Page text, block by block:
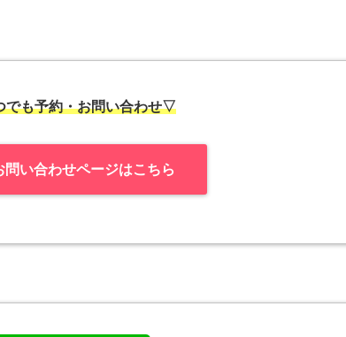
も予約・お問い合わせ▽
問い合わせページはこちら